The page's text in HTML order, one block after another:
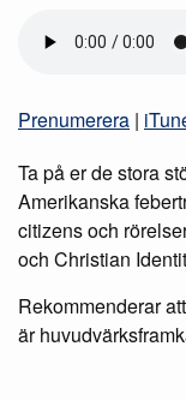
Prenumerera |
Ta på er de stora
Amerikanska
citizens och
och Christian
Rekommenderar
är